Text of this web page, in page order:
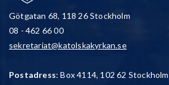
Götgatan 68, 118 26 Stockholm
08 - 462 66 00
sekretariat@katolskakyrkan.se
Postadress: Box 4114, 102 62 Stockholm